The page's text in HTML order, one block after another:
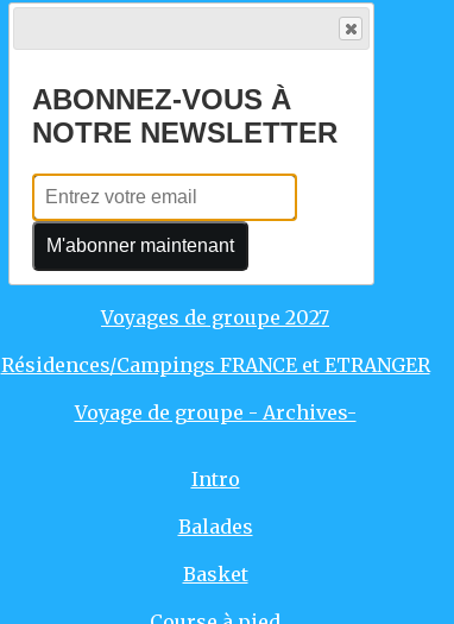
Responsables d'activités
Intro
Voyages individuels
Voyages de groupe 2025
Voyages de groupe 2026
Voyages de groupe 2027
Résidences/Campings FRANCE et ETRANGER
Voyage de groupe - Archives-
Intro
Balades
Basket
ABONNEZ-VOUS À
NOTRE NEWSLETTER
M'abonner maintenant